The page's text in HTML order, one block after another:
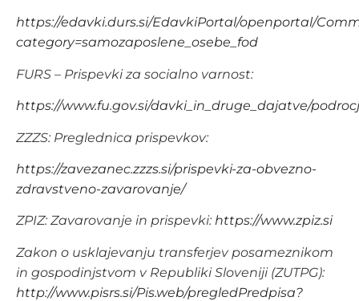
https://edavki.durs.si/EdavkiPortal/openportal/
category=samozaposlene_osebe_fod
FURS – Prispevki za socialno varnost:
https://www.fu.gov.si/davki_in_druge_dajatve/
ZZZS: Preglednica prispevkov:
https://zavezanec.zzzs.si/prispevki-za-obvezno-
zdravstveno-zavarovanje/
ZPIZ: Zavarovanje in prispevki: https://www.zpiz.si
Zakon o usklajevanju transferjev posameznikom
in gospodinjstvom v Republiki Sloveniji (ZUTPG):
http://www.pisrs.si/Pis.web/pregledPredpisa?